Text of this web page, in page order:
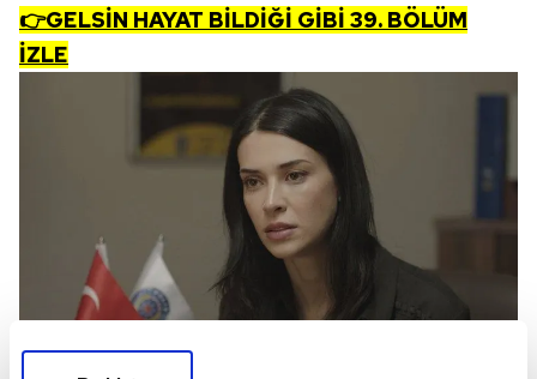
👉GELSİN HAYAT BİLDİĞİ GİBİ 39. BÖLÜM
İZLE